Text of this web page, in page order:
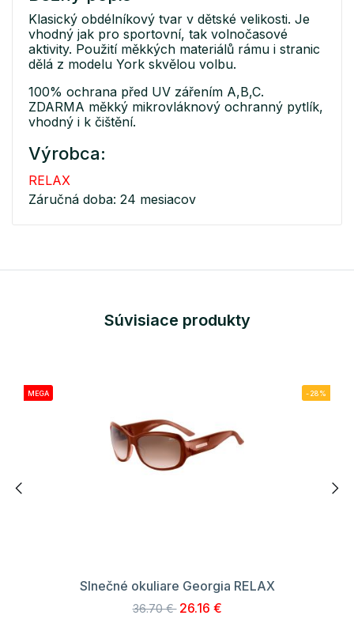
Klasický obdélníkový tvar v dětské velikosti. Je
vhodný jak pro sportovní, tak volnočasové
aktivity. Použití měkkých materiálů rámu i stranic
dělá z modelu York skvělou volbu.
100% ochrana před UV zářením A,B,C.
ZDARMA měkký mikrovláknový ochranný pytlík,
vhodný i k čištění.
Výrobca:
RELAX
Záručná doba: 24 mesiacov
Súvisiace produkty
MEGA -28%
Slnečné okuliare Georgia RELAX
36.70 € 26.16 €